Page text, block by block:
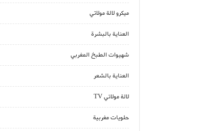
ميكرو لالة مولاتي
العناية بالبشرة
شهيوات الطبخ المغربي
العناية بالشعر
لالة مولاتي TV
حلويات مغربية